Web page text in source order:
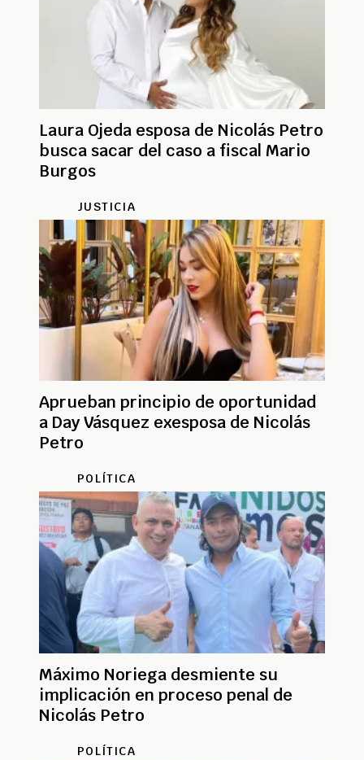
Laura Ojeda esposa de Nicolás Petro
busca sacar del caso a fiscal Mario
Burgos
JUSTICIA
Aprueban principio de oportunidad
a Day Vásquez exesposa de Nicolás
Petro
POLÍTICA
Máximo Noriega desmiente su
implicación en proceso penal de
Nicolás Petro
POLÍTICA